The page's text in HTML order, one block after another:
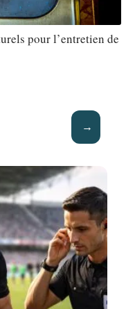
pour l’entretien de